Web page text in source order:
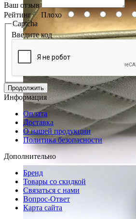
Ваш отзыв
РейтингПлохо
Captcha
Введите код
Продолжить
Информация
Оплата
Доставка
О нашей продукции
Политика безопасности
Дополнительно
Бренд
Товары со скидкой
Связаться с нами
Вопрос-Ответ
Карта сайта